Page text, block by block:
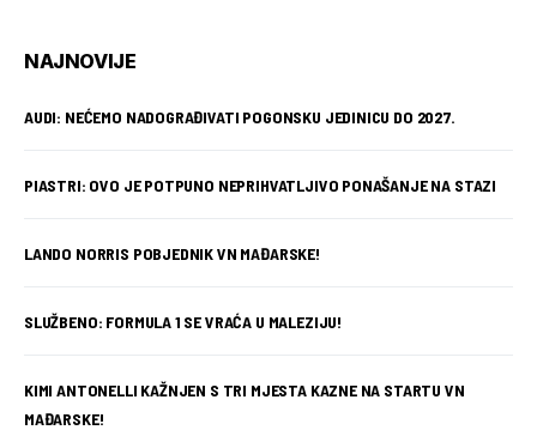
NAJNOVIJE
AUDI: NEĆEMO NADOGRAĐIVATI POGONSKU JEDINICU DO 2027.
PIASTRI: OVO JE POTPUNO NEPRIHVATLJIVO PONAŠANJE NA STAZI
LANDO NORRIS POBJEDNIK VN MAĐARSKE!
SLUŽBENO: FORMULA 1 SE VRAĆA U MALEZIJU!
KIMI ANTONELLI KAŽNJEN S TRI MJESTA KAZNE NA STARTU VN
MAĐARSKE!